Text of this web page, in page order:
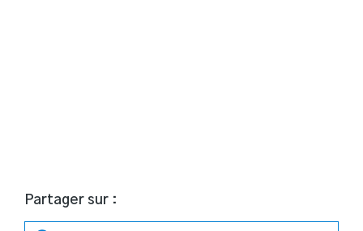
Partager sur :